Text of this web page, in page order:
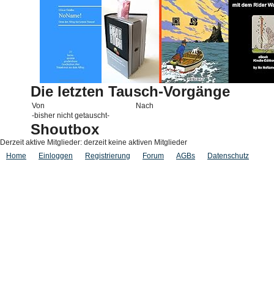
Die letzten Tausch-Vorgänge
Von
Nach
-bisher nicht getauscht-
Shoutbox
Derzeit aktive Mitglieder: derzeit keine aktiven Mitglieder
Home
Einloggen Registrierung Forum AGBs Datenschutz